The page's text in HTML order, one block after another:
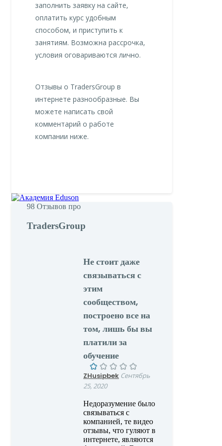
заполнить заявку на сайте,
оплатить курс удобным
способом, и приступить к
занятиям. Возможна рассрочка,
условия оговариваются лично.
Отзывы о TradersGroup в
интернете разнообразные. Вы
можете написать свой
комментарий о работе
компании ниже.
98 Отзывов про
TradersGroup
Не стоит даже
связываться с
этим
сообществом,
построено все на
том, лишь бы вы
платили за
обучение
ZHusipbek Сентябрь
25, 2020
Недоразумение было
связываться с
компанией, те видео
отзывы, что гуляют в
интернете, являются